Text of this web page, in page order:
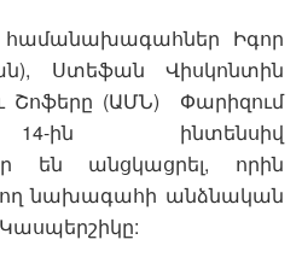
Իգոր
Ստեֆան Վիսկոնտին
Շոֆերը (ԱՄՆ) Փարիզում
ին ինտենսիվ
են անցկացրել, որին
նախագահի անձնական
Կասպերշիկը: